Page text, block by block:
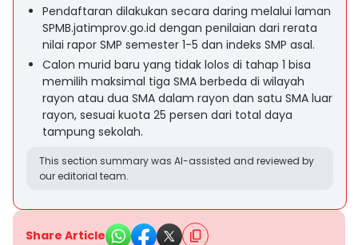
Pendaftaran dilakukan secara daring melalui laman
SPMB.jatimprov.go.id dengan penilaian dari rerata
nilai rapor SMP semester 1-5 dan indeks SMP asal.
Calon murid baru yang tidak lolos di tahap 1 bisa
memilih maksimal tiga SMA berbeda di wilayah
rayon atau dua SMA dalam rayon dan satu SMA luar
rayon, sesuai kuota 25 persen dari total daya
tampung sekolah.
This section summary was AI-assisted and reviewed by
our editorial team.
Share Article